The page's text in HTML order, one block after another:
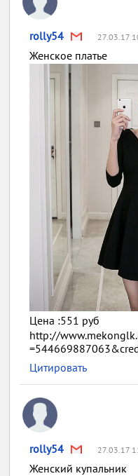
rolly54 27.03.17
Женское платье
Цена :551 руб
http://
Цитировать
rolly54 27.03.17
Женский купальник